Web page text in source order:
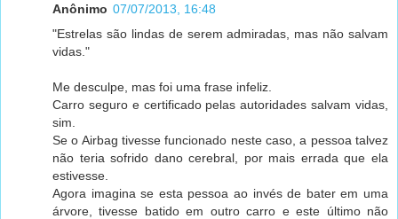
Anônimo 07/07/2013, 16:48
"Estrelas são lindas de serem admiradas, mas não salvam
vidas."
Me desculpe, mas foi uma frase infeliz.
Carro seguro e certificado pelas autoridades salvam vidas,
sim.
Se o Airbag tivesse funcionado neste caso, a pessoa talvez
não teria sofrido dano cerebral, por mais errada que ela
estivesse.
Agora imagina se esta pessoa ao invés de bater em uma
árvore, tivesse batido em outro carro e este último não